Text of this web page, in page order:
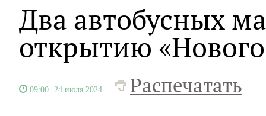
Два автобусных
открытию
09:00 24 июля 2024 Распечатать